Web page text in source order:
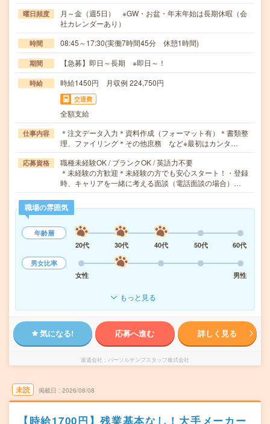
曜日頻度
月～金（週5日） ※GW・お盆・年末年始は長期休暇（会
社カレンダーあり）
時間 08:45～17:30(実働7時間45分 休憩1時間)
期間 【急募】即日～長期 ※即日～！
時給 時給1450円 月収例 224,750円
交通費
全額支給
仕事内容
＊注文データ入力＊資料作成（フォーマット有）＊書類整
理、ファイリング＊その他庶務 など※最初はカンタ…
応募資格
職種未経験OK / ブランクOK / 英語力不要
＊未経験の方歓迎＊未経験の方でも安心スタート！・登録
時、キャリアを一緒に考える面談（電話面談の場合）…
職場の雰囲気
年齢層
20代
30代 40代 50代
60代
男女比率
女性
男性
もっと見る
気になる! 応募へ進む 詳しく見る
派遣会社 パーソルテンプスタッフ株式会社
未読 掲載日 2026/08/08
【時給1700円】残業基本なし！大手メーカー